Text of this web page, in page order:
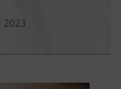
2023